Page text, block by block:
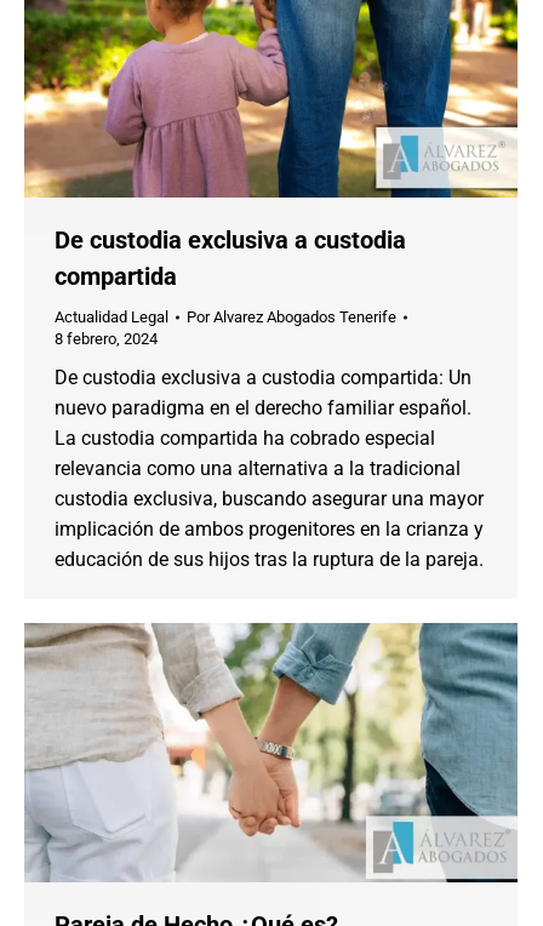
De custodia exclusiva a custodia
compartida
Actualidad Legal PorAlvarez Abogados Tenerife
8 febrero, 2024
De custodia exclusiva a custodia compartida: Un
nuevo paradigma en el derecho familiar español.
La custodia compartida ha cobrado especial
relevancia como una alternativa a la tradicional
custodia exclusiva, buscando asegurar una mayor
implicación de ambos progenitores en la crianza y
educación de sus hijos tras la ruptura de la pareja.